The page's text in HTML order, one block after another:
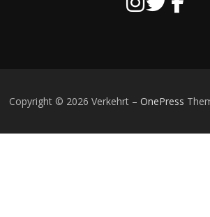
Copyright © 2026 Verkehrt – OnePress